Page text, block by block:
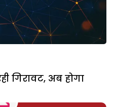
गिरावट, अब होगा